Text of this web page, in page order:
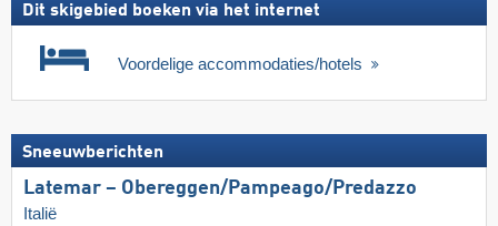
Dit skigebied boeken via het internet
Voordelige accommodaties/hotels
Sneeuwberichten
Latemar – Obereggen/​Pampeago/​Predazzo
Italië